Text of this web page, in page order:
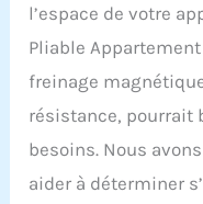
l’espace de votre
Pliable
freinage
résistance, pourrait
besoins. Nous
aider à déterminer